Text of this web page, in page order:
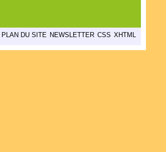
PLAN DU SITE NEWSLETTER CSS XHTML